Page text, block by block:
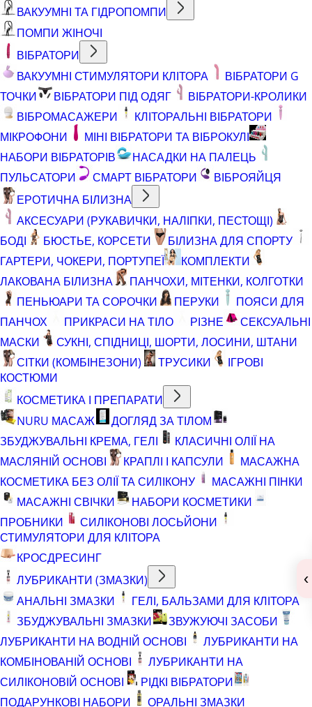
ВАКУУМНІ ТА ГІДРОПОМПИ
ПОМПИ ЖІНОЧІ
ВІБРАТОРИ
ВАКУУМНІ СТИМУЛЯТОРИ КЛІТОРА
ВІБРАТОРИ G
ТОЧКИ
ВІБРАТОРИ ПІД ОДЯГ
ВІБРАТОРИ-КРОЛИКИ
ВІБРОМАСАЖЕРИ
КЛІТОРАЛЬНІ ВІБРАТОРИ
МІКРОФОНИ
МІНІ ВІБРАТОРИ ТА ВІБРОКУЛІ
НАБОРИ ВІБРАТОРІВ
НАСАДКИ НА ПАЛЕЦЬ
ПУЛЬСАТОРИ
СМАРТ ВІБРАТОРИ
ВІБРОЯЙЦЯ
ЕРОТИЧНА БІЛИЗНА
АКСЕСУАРИ (РУКАВИЧКИ, НАЛІПКИ, ПЕСТОЩІ)
БОДІ
БЮСТЬЕ, КОРСЕТИ
БІЛИЗНА ДЛЯ СПОРТУ
ГАРТЕРИ, ЧОКЕРИ, ПОРТУПЕЇ
КОМПЛЕКТИ
ЛАКОВАНА БІЛИЗНА
ПАНЧОХИ, МІТЕНКИ, КОЛГОТКИ
ПЕНЬЮАРИ ТА СОРОЧКИ
ПЕРУКИ
ПОЯСИ ДЛЯ
ПАНЧОХ
ПРИКРАСИ НА ТІЛО РІЗНЕ
СЕКСУАЛЬНІ
МАСКИ
СУКНІ, СПІДНИЦІ, ШОРТИ, ЛОСИНИ, ШТАНИ
СІТКИ (КОМБІНЕЗОНИ)
ТРУСИКИ
ІГРОВІ
КОСТЮМИ
КОСМЕТИКА І ПРЕПАРАТИ
NURU МАСАЖ
ДОГЛЯД ЗА ТІЛОМ
ЗБУДЖУВАЛЬНІ КРЕМА, ГЕЛІ
КЛАСИЧНІ ОЛІЇ НА
МАСЛЯНІЙ ОСНОВІ
КРАПЛІ І КАПСУЛИ
МАСАЖНА
КОСМЕТИКА БЕЗ ОЛІЇ ТА СИЛІКОНУ
МАСАЖНІ ПІНКИ
МАСАЖНІ СВІЧКИ
НАБОРИ КОСМЕТИКИ
ПРОБНИКИ
СИЛІКОНОВІ ЛОСЬЙОНИ
СТИМУЛЯТОРИ ДЛЯ КЛІТОРА
КРОСДРЕСИНГ
ЛУБРИКАНТИ (ЗМАЗКИ)
АНАЛЬНІ ЗМАЗКИ
ГЕЛІ, БАЛЬЗАМИ ДЛЯ КЛІТОРА
ЗБУДЖУВАЛЬНІ ЗМАЗКИ
ЗВУЖУЮЧІ ЗАСОБИ
ЛУБРИКАНТИ НА ВОДНІЙ ОСНОВІ
ЛУБРИКАНТИ НА
КОМБІНОВАНІЙ ОСНОВІ
ЛУБРИКАНТИ НА
СИЛІКОНОВІЙ ОСНОВІ
РІДКІ ВІБРАТОРИ
ПОДАРУНКОВІ НАБОРИ
ОРАЛЬНІ ЗМАЗКИ
‹